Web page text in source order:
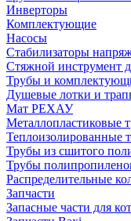
Инверторы
Комплектующие
Насосы
Стабилизаторы
Стяжной инструмент
Трубы и
Душевые лотки и
Мат РЕХАУ
Металлопластиковые
Теплоизолированные
Трубы из сшитого
Трубы
Распределительные
Запчасти
Запасные части для